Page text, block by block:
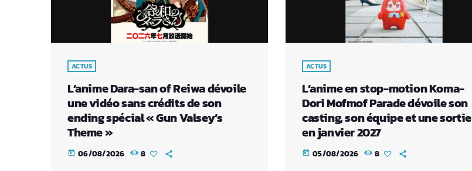
ACTUS
L’anime Dara-san of Reiwa dévoile
une vidéo sans crédits de son
ending spécial « Gun Valsey’s
Theme »
today 06/08/2026 8
ACTUS
L’anime en stop-motion Koma-
Dori Mofmof Parade dévoile son
casting, son équipe et une sortie
en janvier 2027
today 05/08/2026 8